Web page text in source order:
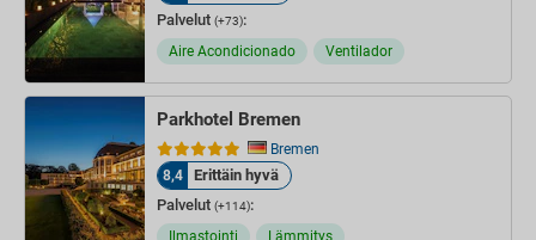
Palvelut (+73):
Aire Acondicionado Ventilador
Parkhotel Bremen
Bremen
8,4
Erittäin hyvä
Palvelut (+114):
Ilmastointi Lämmitys